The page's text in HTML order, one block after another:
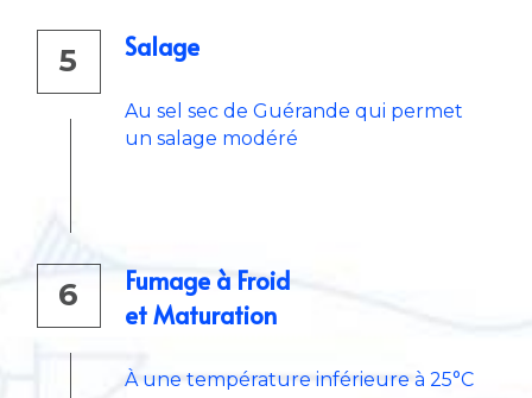
5 Salage
Au sel sec de Guérande qui permet
un salage modéré
6
Fumage à Froid
et Maturation
À une température inférieure à 25°C